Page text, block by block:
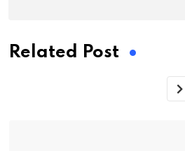
Related Post